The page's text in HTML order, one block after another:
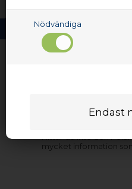
Nödvändiga
Lägg i
Nettoparts har
dagar. Oavsett vilken
mycket information